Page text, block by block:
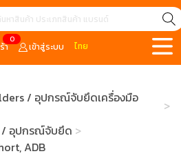
0
า เข้าสู่ระบบ ไทย
/ อุปกรณ์จับยึดเครื่องมือ
/ อุปกรณ์จับยึด
ADB